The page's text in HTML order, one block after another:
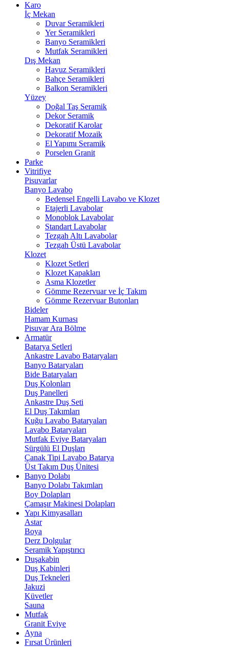
Karo
İç Mekan
Duvar Seramikleri
Yer Seramikleri
Banyo Seramikleri
Mutfak Seramikleri
Dış Mekan
Havuz Seramikleri
Bahçe Seramikleri
Balkon Seramikleri
Yüzey
Doğal Taş Seramik
Dekor Seramik
Dekoratif Karolar
Dekoratif Mozaik
El Yapımı Seramik
Porselen Granit
Parke
Vitrifiye
Pisuvarlar
Banyo Lavabo
Bedensel Engelli Lavabo ve Klozet
Etajerli Lavabolar
Monoblok Lavabolar
Standart Lavabolar
Tezgah Altı Lavabolar
Tezgah Üstü Lavabolar
Klozet
Klozet Setleri
Klozet Kapakları
Asma Klozetler
Gömme Rezervuar ve İç Takım
Gömme Rezervuar Butonları
Bideler
Hamam Kurnası
Pisuvar Ara Bölme
Armatür
Batarya Setleri
Ankastre Lavabo Bataryaları
Banyo Bataryaları
Bide Bataryaları
Duş Kolonları
Duş Panelleri
Ankastre Duş Seti
El Duş Takımları
Kuğu Lavabo Bataryaları
Lavabo Bataryaları
Mutfak Eviye Bataryaları
Sürgülü El Duşları
Çanak Tipi Lavabo Batarya
Üst Takım Duş Ünitesi
Banyo Dolabı
Banyo Dolabı Takımları
Boy Dolapları
Çamaşır Makinesi Dolapları
Yapı Kimyasalları
Astar
Boya
Derz Dolgular
Seramik Yapıştırıcı
Duşakabin
Duş Kabinleri
Duş Tekneleri
Jakuzi
Küvetler
Sauna
Mutfak
Granit Eviye
Ayna
Fırsat Ürünleri